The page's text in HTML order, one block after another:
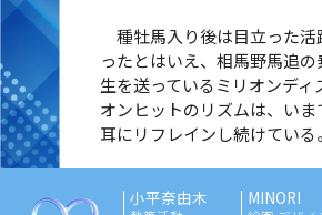
種牡馬入り後は目立った活
ったとはいえ、相馬野馬追
生を送っているミリオンディ
オンヒットのリズムは、い
耳にリフレインし続けている。
小平奈由木 MINORI